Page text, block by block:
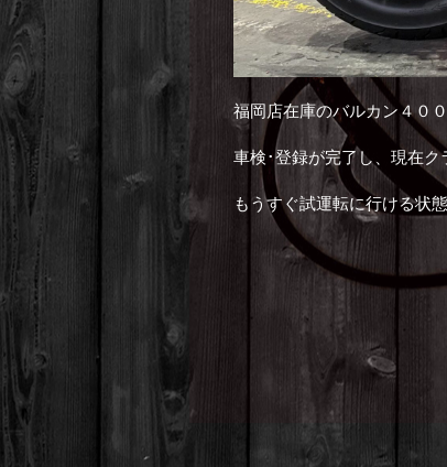
福岡店在庫のバルカン４０
車検･登録が完了し、現在
もうすぐ試運転に行ける状